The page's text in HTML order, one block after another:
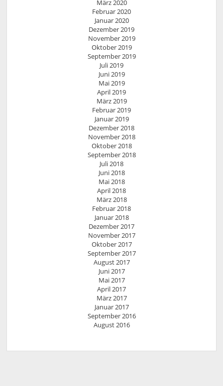
März 2020
Februar 2020
Januar 2020
Dezember 2019
November 2019
Oktober 2019
September 2019
Juli 2019
Juni 2019
Mai 2019
April 2019
März 2019
Februar 2019
Januar 2019
Dezember 2018
November 2018
Oktober 2018
September 2018
Juli 2018
Juni 2018
Mai 2018
April 2018
März 2018
Februar 2018
Januar 2018
Dezember 2017
November 2017
Oktober 2017
September 2017
August 2017
Juni 2017
Mai 2017
April 2017
März 2017
Januar 2017
September 2016
August 2016